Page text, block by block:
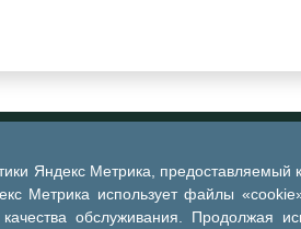
Яндекс Метрика,
Метрика использует файлы
обслуживания. Продолжая